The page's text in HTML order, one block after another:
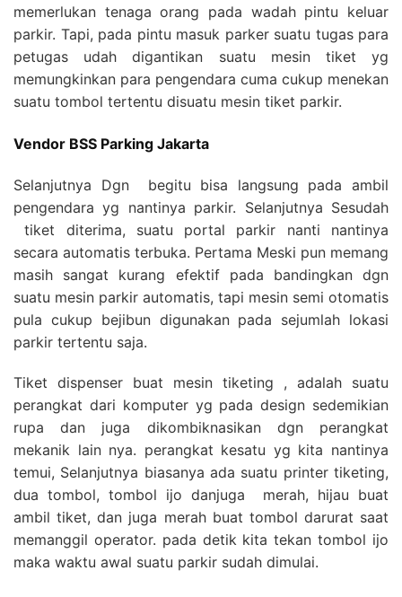
memerlukan tenaga orang pada wadah pintu keluar
parkir. Tapi, pada pintu masuk parker suatu tugas para
petugas udah digantikan suatu mesin tiket yg
memungkinkan para pengendara cuma cukup menekan
suatu tombol tertentu disuatu mesin tiket parkir.
Vendor BSS Parking Jakarta
Selanjutnya Dgn begitu bisa langsung pada ambil
pengendara yg nantinya parkir. Selanjutnya Sesudah
tiket diterima, suatu portal parkir nanti nantinya
secara automatis terbuka. Pertama Meski pun memang
masih sangat kurang efektif pada bandingkan dgn
suatu mesin parkir automatis, tapi mesin semi otomatis
pula cukup bejibun digunakan pada sejumlah lokasi
parkir tertentu saja.
Tiket dispenser buat mesin tiketing , adalah suatu
perangkat dari komputer yg pada design sedemikian
rupa dan juga dikombiknasikan dgn perangkat
mekanik lain nya. perangkat kesatu yg kita nantinya
temui, Selanjutnya biasanya ada suatu printer tiketing,
dua tombol, tombol ijo danjuga merah, hijau buat
ambil tiket, dan juga merah buat tombol darurat saat
memanggil operator. pada detik kita tekan tombol ijo
maka waktu awal suatu parkir sudah dimulai.